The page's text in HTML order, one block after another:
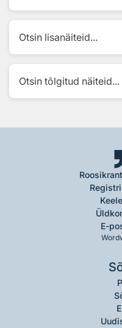
Otsin lisanäiteid...
Otsin tõlgitud näiteid...
E-